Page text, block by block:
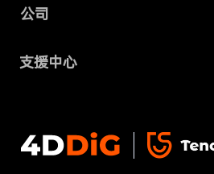
AI File Repair
Partition Manager
最新資訊
USB 隨身碟資料救援
免費線上檔案修復
公司
關於我們
條款 & 條件
支援中心
聯絡我們